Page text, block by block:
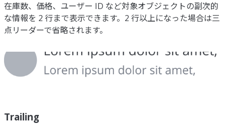
在庫数、価格、ユーザー ID など対象オブジェクトの副次的
な情報を 2 行まで表示できます。2 行以上になった場合は三
点リーダーで省略されます。
Trailing